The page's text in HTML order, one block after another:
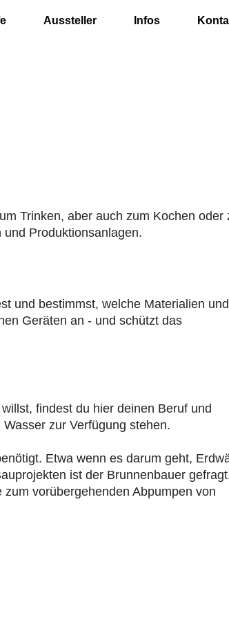
Aussteller Infos
Trinken, aber auch zum Kochen oder
Produktionsanlagen.
und bestimmst, welche Materialien und
Geräten an - und schützt das
findest du hier deinen Beruf und
zur Verfügung stehen.
Etwa wenn es darum geht,
ist der Brunnenbauer
vorübergehenden Abpumpen von